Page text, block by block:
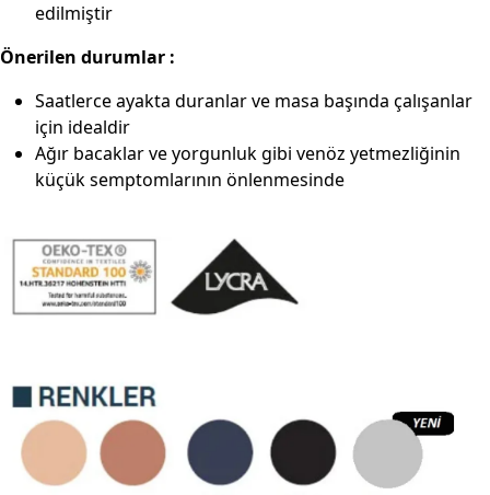
edilmiştir
Önerilen durumlar :
Saatlerce ayakta duranlar ve masa başında çalışanlar
için idealdir
Ağır bacaklar ve yorgunluk gibi venöz yetmezliğinin
küçük semptomlarının önlenmesinde